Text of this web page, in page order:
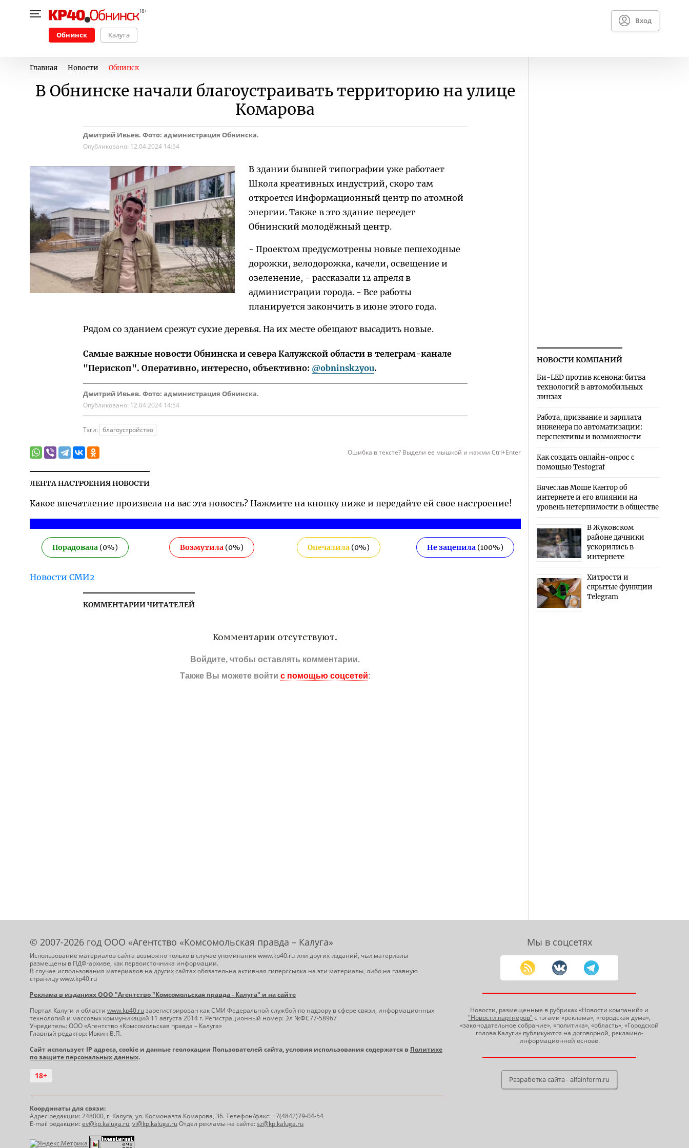
Обнинск Калуга
Вход
Главная Новости Обнинск
В Обнинске начали благоустраивать территорию на улице
Комарова
Дмитрий Ивьев. Фото: администрация Обнинска.
Опубликовано: 12.04.2024 14:54
В здании бывшей типографии уже работает
Школа креативных индустрий, скоро там
откроется Информационный центр по атомной
энергии. Также в это здание переедет
Обнинский молодёжный центр.
- Проектом предусмотрены новые пешеходные
дорожки, велодорожка, качели, освещение и
озеленение, - рассказали 12 апреля в
администрации города. - Все работы
планируется закончить в июне этого года.
Рядом со зданием срежут сухие деревья. На их месте обещают высадить новые.
Самые важные новости Обнинска и севера Калужской области в телеграм-канале
"Перископ". Оперативно, интересно, объективно: @obninsk2you.
Дмитрий Ивьев. Фото: администрация Обнинска.
Опубликовано: 12.04.2024 14:54
Тэги: благоустройство
Ошибка в тексте? Выдели ее мышкой и нажми Ctrl+Enter
ЛЕНТА НАСТРОЕНИЯ НОВОСТИ
Какое впечатление произвела на вас эта новость? Нажмите на кнопку ниже и передайте ей свое настроение!
Порадовала (0%) Возмутила (0%) Опечалила(0%) Не зацепила(100%)
Новости СМИ2
КОММЕНТАРИИ ЧИТАТЕЛЕЙ
Комментарии отсутствуют.
Войдите, чтобы оставлять комментарии.
Также Вы можете войти с помощью соцсетей:
НОВОСТИ КОМПАНИЙ
Би-LED против ксенона: битва
технологий в автомобильных
линзах
Работа, призвание и зарплата
инженера по автоматизации:
перспективы и возможности
Как создать онлайн-опрос с
помощью Testograf
Вячеслав Моше Кантор об
интернете и его влиянии на
уровень нетерпимости в обществе
В Жуковском
районе дачники
ускорились в
интернете
Хитрости и
скрытые функции
Telegram
© 2007-2026 год ООО «Агентство «Комсомольская правда – Калуга»
Использование материалов сайта возможно только в случае упоминания www.kp40.ru или других изданий, чьи материалы
размещены в ПДФ-архиве, как первоисточника информации.
В случае использования материалов на других сайтах обязательна активная гиперссылка на эти материалы, либо на главную
страницу www.kp40.ru
Реклама в изданиях ООО "Агентство "Комсомольская правда - Калуга" и на сайте
Портал Калуги и области www.kp40.ruзарегистрирован как СМИ Федеральной службой по надзору в сфере связи, информационных
технологий и массовых коммуникаций 11 августа 2014 г. Регистрационный номер: Эл №ФС77-58967
Учредитель: ООО «Агентство «Комсомольская правда – Калуга»
Главный редактор: Ивкин В.П.
Сайт использует IP адреса, cookie и данные геолокации Пользователей сайта, условия использования содержатся в Политике
по защите персональных данных.
18+
Координаты для связи:
Адрес редакции: 248000, г. Калуга, ул. Космонавта Комарова, 36. Телефон/факс: +7(4842)79-04-54
E-mail редакции:ev@kp.kaluga.ru, vi@kp.kaluga.ruОтдел рекламы на сайте:sz@kp.kaluga.ru
Мы в соцсетях
Новости, размещенные в рубриках «Новости компаний» и
"Новости партнеров" с тэгами «реклама», «городская дума»,
«законодательное собрание», «политика», «область», «Городской
голова Калуги» публикуются на договорной, рекламно-
информационной основе.
Разработка сайта - alfainform.ru